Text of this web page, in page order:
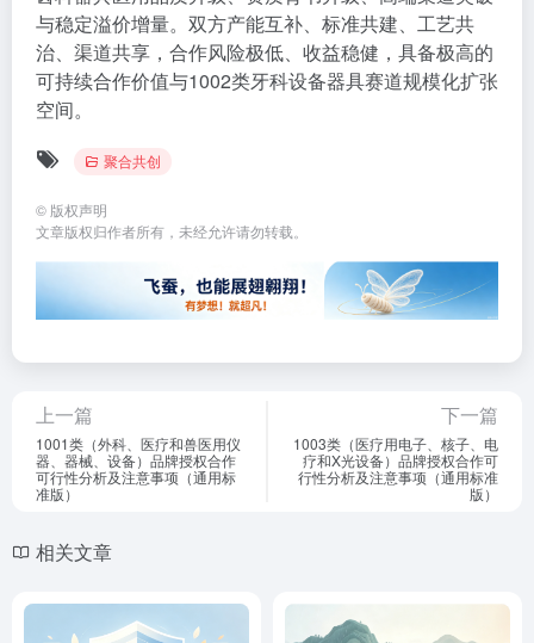
与稳定溢价增量。双方产能互补、标准共建、工艺共
治、渠道共享，合作风险极低、收益稳健，具备极高的
可持续合作价值与1002类牙科设备器具赛道规模化扩张
空间。
聚合共创
© 版权声明
文章版权归作者所有，未经允许请勿转载。
上一篇
1001类（外科、医疗和兽医用仪
器、器械、设备）品牌授权合作
可行性分析及注意事项（通用标
准版）
下一篇
1003类（医疗用电子、核子、电
疗和X光设备）品牌授权合作可
行性分析及注意事项（通用标准
版）
相关文章